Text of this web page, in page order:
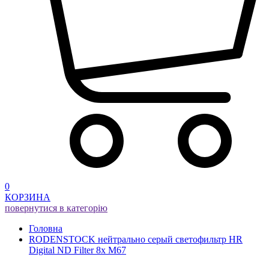
0
КОРЗИНА
повернутися в категорію
Головна
RODENSTOCK нейтрально серый светофильтр HR
Digital ND Filter 8x M67